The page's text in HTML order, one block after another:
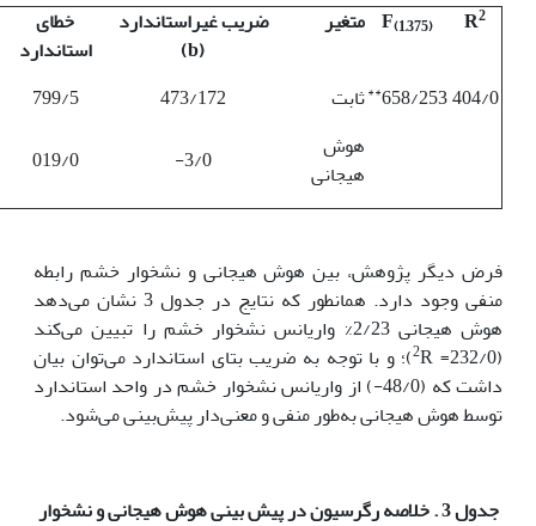
R2
F(1,375) متغیر
ضریب غیراستاندارد
(
b
)
خطای
استاندارد
404/0
658/253
**ثابت 473/172
799/5
هوش
هیجانی
3/0-
019/0
فرض دیگر پژوهش، بین هوش هیجانی و نشخوار خشم رابطه
منفی وجود دارد. همانطور که نتایج در جدول 3 نشان می‌دهد
هوش هیجانی 2/23% واریانس نشخوار خشم را تبیین می‌کند
(232/0=
2R)؛ و با توجه به ضریب بتای استاندارد می‌توان بیان
داشت که (48/0-) از واریانس نشخوار خشم در واحد استاندارد
توسط هوش هیجانی به‌طور منفی و معنی‌دار پیش‌بینی می‌شود.
جدول 3 . خلاصه رگرسیون
در پیش بینی هوش هیجانی و نشخوار